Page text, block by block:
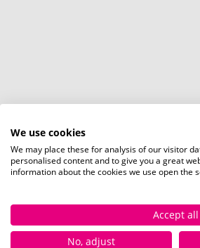
We use cookies
We may place these for analysis of our visitor
personalised content and to give you a great
information about the cookies we use open the
Accept all
No, adjust